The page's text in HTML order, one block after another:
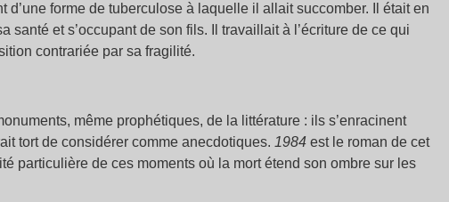
d’une forme de tuberculose à laquelle il allait succomber. Il était en
santé et s’occupant de son fils. Il travaillait à l’écriture de ce qui
contrariée par sa fragilité.
même prophétiques, de la littérature : ils s’enracinent
tort de considérer comme anecdotiques. 1984 est le roman de cet
particulière de ces moments où la mort étend son ombre sur les